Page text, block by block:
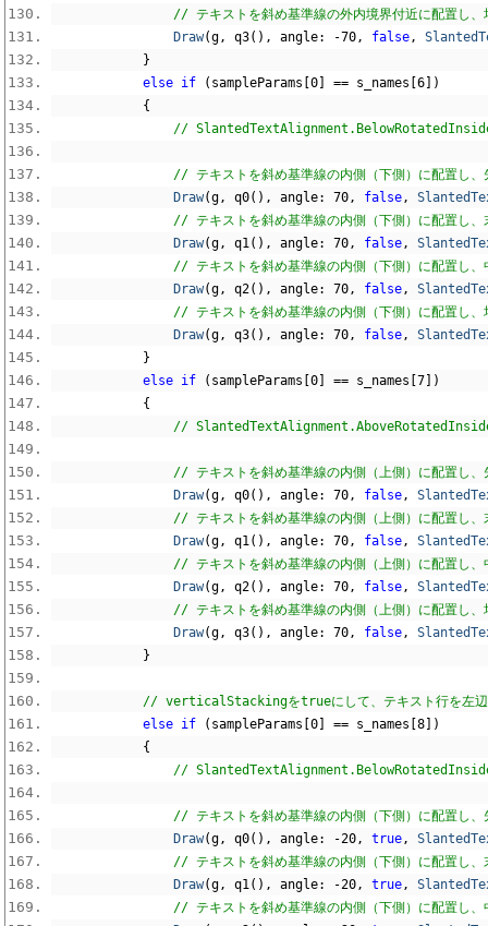
// テキストを斜め基準線の外内境界付近に配置し
Draw(g, q3(), angle: -70, false,
}
else if ( sampleParams 0 == s_names 6 ])
{
// SlantedTextAlignment.BelowRotatedInside を
// テキストを斜め基準線の内側（下側）に配置し
Draw(g, q0(), angle: 70, false,
// テキストを斜め基準線の内側（下側）に配置し
Draw(g, q1(), angle: 70, false,
// テキストを斜め基準線の内側（下側）に配置し
Draw(g, q2(), angle: 70, false,
// テキストを斜め基準線の内側（下側）に配置し
Draw(g, q3(), angle: 70, false,
}
else if ( sampleParams 0 == s_names 7 ])
{
// SlantedTextAlignment.AboveRotatedInside を
// テキストを斜め基準線の内側（上側）に配置し
Draw(g, q0(), angle: 70, false,
// テキストを斜め基準線の内側（上側）に配置し
Draw(g, q1(), angle: 70, false,
// テキストを斜め基準線の内側（上側）に配置し
Draw(g, q2(), angle: 70, false,
// テキストを斜め基準線の内側（上側）に配置し
Draw(g, q3(), angle: 70, false,
}
// verticalStackingをtrueにして、テキスト行を左辺
else if ( sampleParams 0 == s_names 8 ])
{
// SlantedTextAlignment.BelowRotatedInside を
// テキストを斜め基準線の内側（下側）に配置し
Draw(g, q0(), angle: -20, true,
// テキストを斜め基準線の内側（下側）に配置し
Draw(g, q1(), angle: -20, true,
// テキストを斜め基準線の内側（下側）に配置し